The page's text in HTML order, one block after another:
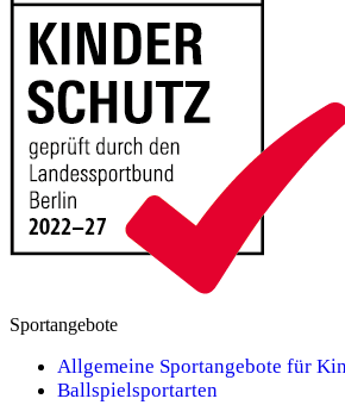
Sportangebote
Allgemeine Sportangebote für
Ballspielsportarten